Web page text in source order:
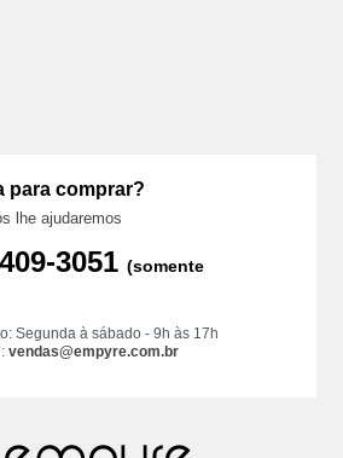
para comprar?
lhe ajudaremos
(somente
Segunda à sábado - 9h às 17h
vendas@empyre.com.br